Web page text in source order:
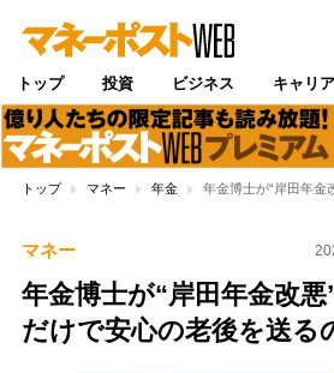
トップ 投資 ビジネス キャリア
トップ マネー 年金 年金博士が“岸田年金
マネー
年金博士が“岸田年金改
だけで安心の老後を送る